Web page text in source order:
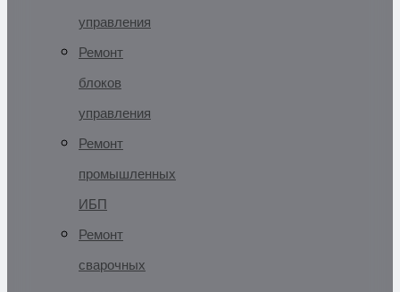
управления
Ремонт
блоков
управления
Ремонт
промышленных
ИБП
Ремонт
сварочных